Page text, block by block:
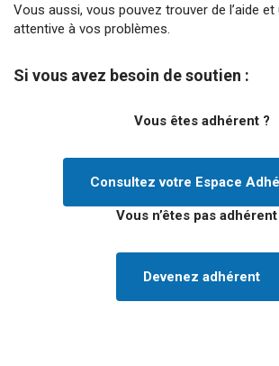
Vous aussi, vous pouvez trouver de l’aide
attentive à vos problèmes.
Si vous avez besoin de soutien :
Vous êtes adhérent ?
Consultez votre Espace
Vous n’êtes pas adhérent
Devenez adhérent